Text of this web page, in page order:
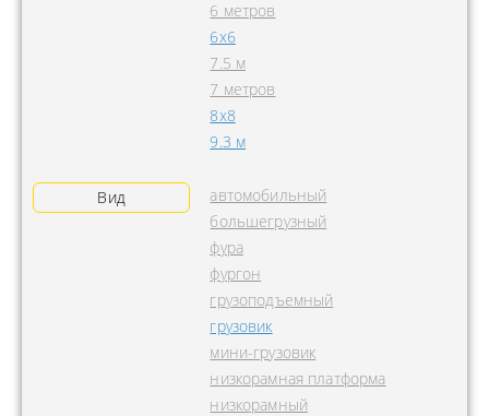
6 метров
6х6
7.5 м
7 метров
8х8
9.3 м
Вид
автомобильный
большегрузный
фура
фургон
грузоподъемный
грузовик
мини-грузовик
низкорамная платформа
низкорамный